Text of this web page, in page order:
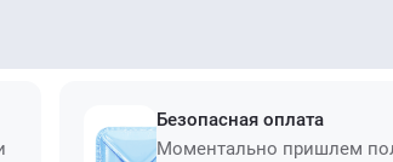
Безопасная оплата
Моментально пришлем